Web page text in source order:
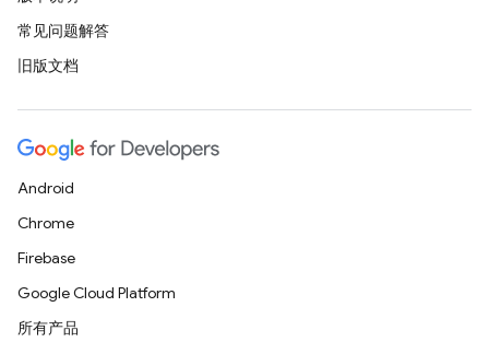
常见问题解答
旧版文档
Android
Chrome
Firebase
Google Cloud Platform
所有产品